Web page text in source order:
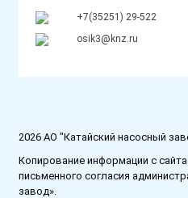
+7(35251) 29-522
osik3@knz.ru
2026 АО "Катайский насосный
Копирование информации с
письменного согласия
завод».